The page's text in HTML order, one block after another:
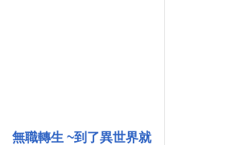
無職轉生 ~到了異世界就